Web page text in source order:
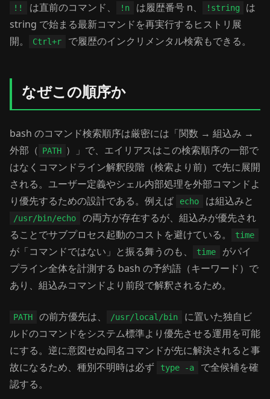
!! は直前のコマンド、 !n は履歴番号 n、 !string
は
string で始まる最新コマンドを再実行するヒストリ展
開。
Ctrl+r で履歴のインクリメンタル検索もできる。
なぜこの順序か
bash のコマンド検索順序は厳密には「関数 → 組込み →
外部（ PATH ）」で、エイリアスはこの検索順序の一部で
はなくコマンドライン解釈段階（検索より前）で先に展開
される。ユーザー定義やシェル内部処理を外部コマンドよ
り優先するための設計である。例えば
echo は組込みと
/usr/bin/echo
の両方が存在するが、組込みが優先され
ることでサブプロセス起動のコストを避けている。
time
が「コマンドではない」と振る舞うのも、 time
がパイ
プライン全体を計測する bash の予約語（キーワード）で
あり、組込みコマンドより前段で解釈されるため。
PATH の前方優先は、 /usr/local/bin
に置いた独自ビ
ルドのコマンドをシステム標準より優先させる運用を可能
にする。逆に意図せぬ同名コマンドが先に解決されると事
故になるため、種別不明時は必ず
type -a
で全候補を確
認する。